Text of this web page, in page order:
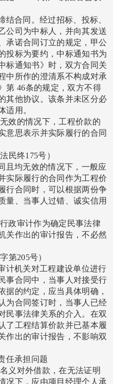
结合同。经过招标、投标、
公司为中标人，并向其发送
承诺合同订立的规定，甲公
投标为要约，中标通知书为
标通知书》时，双方合同关
中所作的澄清系不构成对承
第 46条的规定，双方不得
其他协议。该条并未区分必
适用。
效的情况下，工程价款的
意思表示并实际履行的合同
民终175号）
且均无效的情况下，一般应
实际履行的合同作为工程价
行合同时，可以根据两份争
量、当事人过错、诚实信用
政审计作为确定民事法律
关作出的审计报告，不必然
第205号）
计机关对工程建设单位进行
事合同中，当事人对接受行
据的约定，应当具体明确，
为合同签订时，当事人已经
民事法律关系的介入。在双
了工程结算价款并已基本履
作出的审计报告，不影响双
任承担问题
义对外借款，在无法证明
况下，应由项目经理个人承